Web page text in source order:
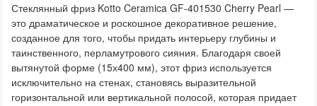
Стеклянный фриз Kotto Ceramica GF-401530 Cherry Pearl —
это драматическое и роскошное декоративное решение,
созданное для того, чтобы придать интерьеру глубины и
таинственного, перламутрового сияния. Благодаря своей
вытянутой форме (15х400 мм), этот фриз используется
исключительно на стенах, становясь выразительной
горизонтальной или вертикальной полосой, которая придает